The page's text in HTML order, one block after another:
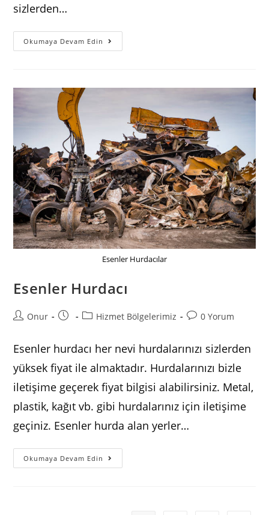
sizlerden…
Okumaya Devam Edin Silivri
Hurdacı
Esenler Hurdacılar
Esenler Hurdacı
PostOnur
Post
PostHizmet Bölgelerimiz
Post0 Yorum
Esenler hurdacı her nevi hurdalarınızı sizlerden
yüksek fiyat ile almaktadır. Hurdalarınızı bizle
iletişime geçerek fiyat bilgisi alabilirsiniz. Metal,
plastik, kağıt vb. gibi hurdalarınız için iletişime
geçiniz. Esenler hurda alan yerler…
Okumaya Devam Edin Esenler
Hurdacı